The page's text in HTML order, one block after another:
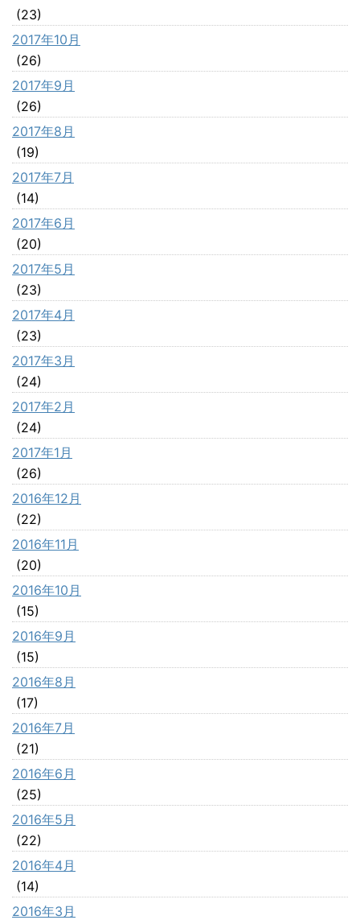
(23)
2017年10月
(26)
2017年9月
(26)
2017年8月
(19)
2017年7月
(14)
2017年6月
(20)
2017年5月
(23)
2017年4月
(23)
2017年3月
(24)
2017年2月
(24)
2017年1月
(26)
2016年12月
(22)
2016年11月
(20)
2016年10月
(15)
2016年9月
(15)
2016年8月
(17)
2016年7月
(21)
2016年6月
(25)
2016年5月
(22)
2016年4月
(14)
2016年3月